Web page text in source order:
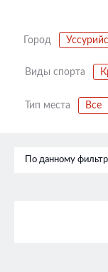
Город
Виды спорта
Тип места Все
По данному